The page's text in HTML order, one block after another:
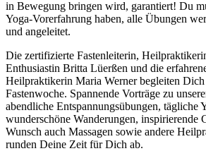
in Bewegung bringen wird, garantiert! Du
Yoga-Vorerfahrung haben, alle Übungen
und angeleitet.
Die zertifizierte Fastenleiterin,
Enthusiastin Britta Lüerßen und die
Heilpraktikerin Maria Werner begleiten
Fastenwoche. Spannende Vorträge zu
abendliche Entspannungsübungen, tägliche
wunderschöne Wanderungen, inspirierende
Wunsch auch Massagen sowie andere
runden Deine Zeit für Dich ab.